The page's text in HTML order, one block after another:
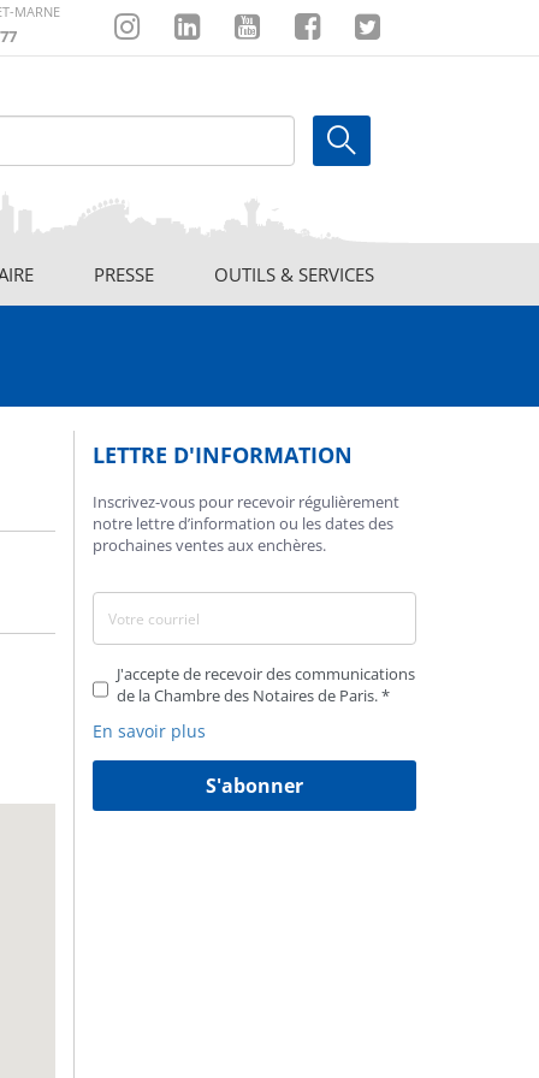
MARNE
77
InstagramLinkedinYoutubeFacebookTwitter
PRESSE OUTILS & SERVICES
LETTRE D'INFORMATION
Inscrivez-vous pour recevoir régulièrement
notre lettre d’information ou les dates des
prochaines ventes aux enchères.
J'accepte de recevoir des communications
de la Chambre des Notaires de Paris.
En savoir plus
S'abonner